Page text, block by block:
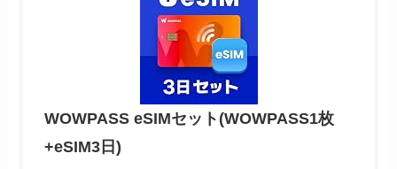
WOWPASS eSIMセット(WOWPASS1枚
+eSIM3日)